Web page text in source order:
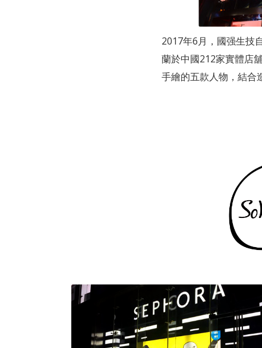
2017年6月，國强生技
蘭於中國212家實體店
手繪的五款人物，結合